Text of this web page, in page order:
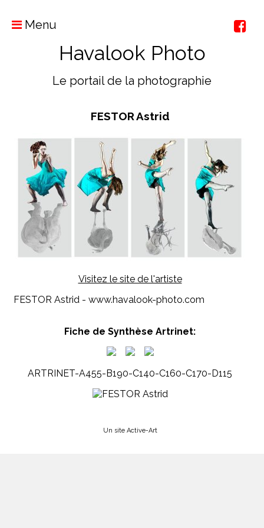
Menu
Havalook Photo
Le portail de la photographie
FESTOR Astrid
Visitez le site de l'artiste
FESTOR Astrid - www.havalook-photo.com
Fiche de Synthèse Artrinet:
ARTRINET-A455-B190-C140-C160-C170-D115
Un site Active-Art